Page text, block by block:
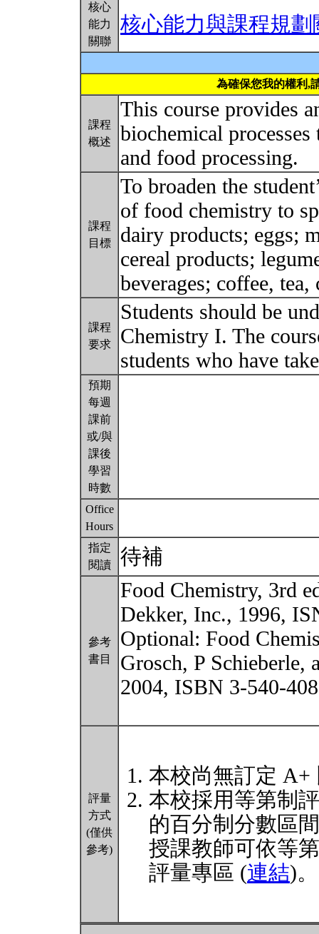
核心
能力
關聯
核心能力與課程規劃
為確保您我的權利,
課程
概述
This course provides
biochemical
and food processing.
課程
目標
To broaden the
of food chemistry to
dairy products; eggs;
cereal products;
beverages; coffee,
課程
要求
Students should be
Chemistry I. The
students who have
預期
每週
課前
或/與
課後
學習
時數
Office
Hours
指定
閱讀
待補
參考
書目
Food Chemistry, 3rd
Dekker, Inc., 1996,
Optional: Food
Grosch, P Schieberle,
2004, ISBN 3-540-
評量
方式
(僅供
參考)
本校尚無訂定 A+
本校採用等第制
的百分制分數區
授課教師可依等
評量專區 (連結)。